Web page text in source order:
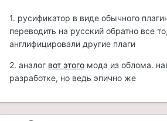
1. русификатор в виде обычного
переводить на русский обратно все
англифицировали другие плаги
2. аналог вот этого мода из облома.
разработке, но ведь эпично же